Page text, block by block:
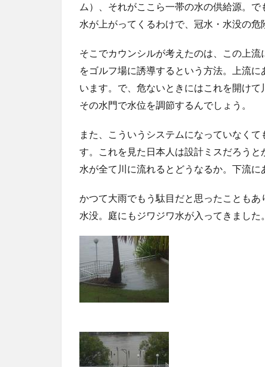
ム）、それがここら一帯の水の供給源。
水が上がってくるわけで、冠水・水没の危
そこでカウンシルが考えたのは、この上
をゴルフ場に誘導するという方法。上流
います。で、危ないときにはこれを開け
その水門で水位を調節するんでしょう。
また、こういうシステムになっていなく
す。これを見た日本人は設計ミスだろう
水が全て川に流れるとどうなるか。下流に
かつて大雨でもう駄目だと思ったことも
水没。庭にもジワジワ水が入ってきました。